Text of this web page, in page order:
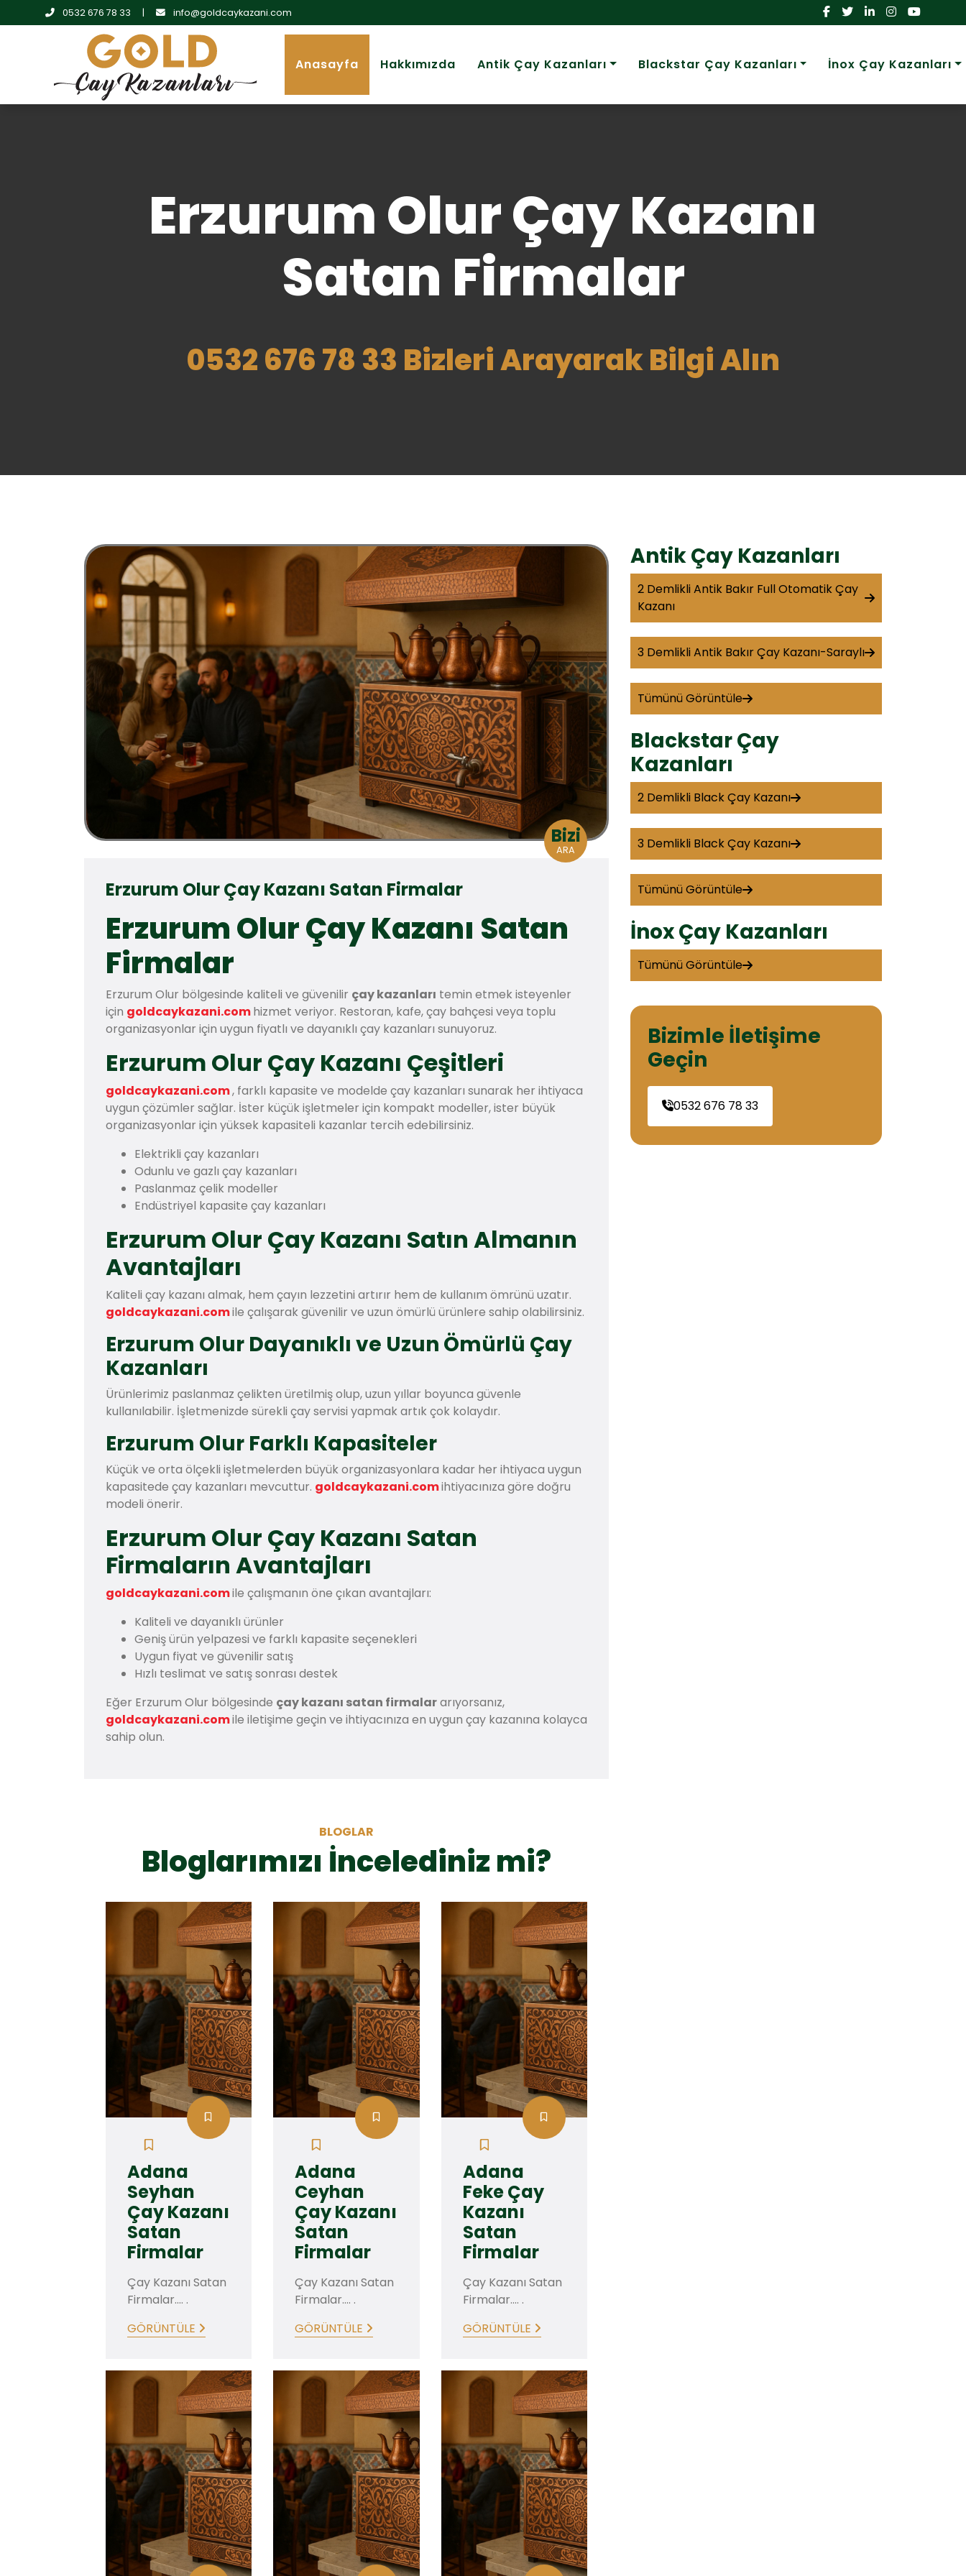
0532 676 78 33 | info@goldcaykazani.com
Anasayfa Hakkımızda Antik Çay Kazanları Blackstar Çay Kazanları İnox Çay Kazanları
Erzurum Olur Çay Kazanı
Satan Firmalar
0532 676 78 33 Bizleri Arayarak Bilgi Alın
Bizi
ARA
Erzurum Olur Çay Kazanı Satan Firmalar
Erzurum Olur Çay Kazanı Satan
Firmalar
Erzurum Olur bölgesinde kaliteli ve güvenilir çay kazanları temin etmek isteyenler
için goldcaykazani.comhizmet veriyor. Restoran, kafe, çay bahçesi veya toplu
organizasyonlar için uygun fiyatlı ve dayanıklı çay kazanları sunuyoruz.
Erzurum Olur Çay Kazanı Çeşitleri
goldcaykazani.com, farklı kapasite ve modelde çay kazanları sunarak her ihtiyaca
uygun çözümler sağlar. İster küçük işletmeler için kompakt modeller, ister büyük
organizasyonlar için yüksek kapasiteli kazanlar tercih edebilirsiniz.
Elektrikli çay kazanları
Odunlu ve gazlı çay kazanları
Paslanmaz çelik modeller
Endüstriyel kapasite çay kazanları
Erzurum Olur Çay Kazanı Satın Almanın
Avantajları
Kaliteli çay kazanı almak, hem çayın lezzetini artırır hem de kullanım ömrünü uzatır.
goldcaykazani.comile çalışarak güvenilir ve uzun ömürlü ürünlere sahip olabilirsiniz.
Erzurum Olur Dayanıklı ve Uzun Ömürlü Çay
Kazanları
Ürünlerimiz paslanmaz çelikten üretilmiş olup, uzun yıllar boyunca güvenle
kullanılabilir. İşletmenizde sürekli çay servisi yapmak artık çok kolaydır.
Erzurum Olur Farklı Kapasiteler
Küçük ve orta ölçekli işletmelerden büyük organizasyonlara kadar her ihtiyaca uygun
kapasitede çay kazanları mevcuttur. goldcaykazani.comihtiyacınıza göre doğru
modeli önerir.
Erzurum Olur Çay Kazanı Satan
Firmaların Avantajları
goldcaykazani.comile çalışmanın öne çıkan avantajları:
Kaliteli ve dayanıklı ürünler
Geniş ürün yelpazesi ve farklı kapasite seçenekleri
Uygun fiyat ve güvenilir satış
Hızlı teslimat ve satış sonrası destek
Eğer Erzurum Olur bölgesinde çay kazanı satan firmalararıyorsanız,
goldcaykazani.comile iletişime geçin ve ihtiyacınıza en uygun çay kazanına kolayca
sahip olun.
BLOGLAR
Bloglarımızı İncelediniz mi?
Adana
Seyhan
Çay Kazanı
Satan
Firmalar
Çay Kazanı Satan
Firmalar.... .
GÖRÜNTÜLE
Adana
Ceyhan
Çay Kazanı
Satan
Firmalar
Çay Kazanı Satan
Firmalar.... .
GÖRÜNTÜLE
Adana
Feke Çay
Kazanı
Satan
Firmalar
Çay Kazanı Satan
Firmalar.... .
GÖRÜNTÜLE
Antik Çay Kazanları
2 Demlikli Antik Bakır Full Otomatik Çay
Kazanı
3 Demlikli Antik Bakır Çay Kazanı-Saraylı
Tümünü Görüntüle
Blackstar Çay
Kazanları
2 Demlikli Black Çay Kazanı
3 Demlikli Black Çay Kazanı
Tümünü Görüntüle
İnox Çay Kazanları
Tümünü Görüntüle
Bizimle İletişime
Geçin
0532 676 78 33